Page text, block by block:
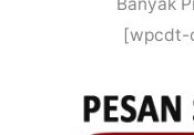
[wpcdt-